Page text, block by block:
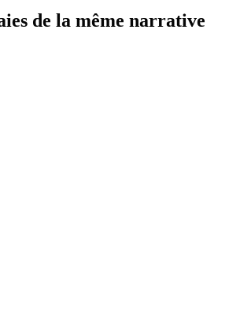
de la même narrative